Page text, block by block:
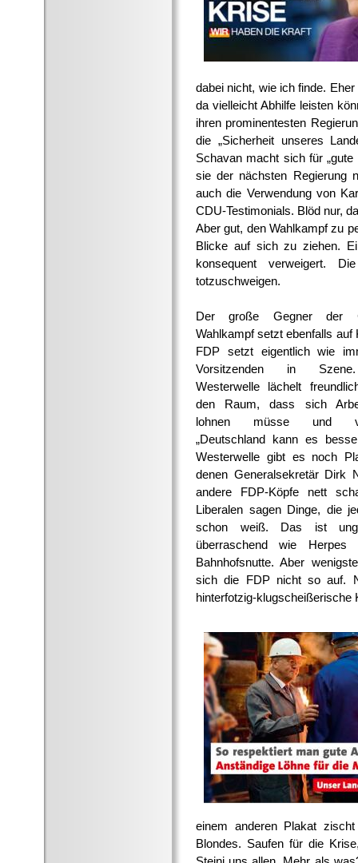
dabei nicht, wie ich finde.
da vielleicht Abhilfe leisten
ihren prominentesten
die „Sicherheit unseres
Schavan macht sich für
sie der nächsten Regierung
auch die Verwendung von
CDU-Testimonials. Blöd nur,
Aber gut, den Wahlkampf zu
Blicke auf sich zu ziehen.
konsequent verweigert.
totzuschweigen.
Der große Gegner der
Wahlkampf setzt ebenfalls auf
FDP setzt eigentlich wie
Vorsitzenden in
Westerwelle lächelt
den Raum, dass sich
lohnen müsse und
„Deutschland kann es
Westerwelle gibt es noch
denen Generalsekretär Dirk
andere FDP-Köpfe nett
Liberalen sagen Dinge, die
schon weiß. Das ist
überraschend wie Herpes
Bahnhofsnutte. Aber
sich die FDP nicht so auf.
hinterfotzig-klugscheißerische
einem anderen Plakat
Blondes. Saufen für die